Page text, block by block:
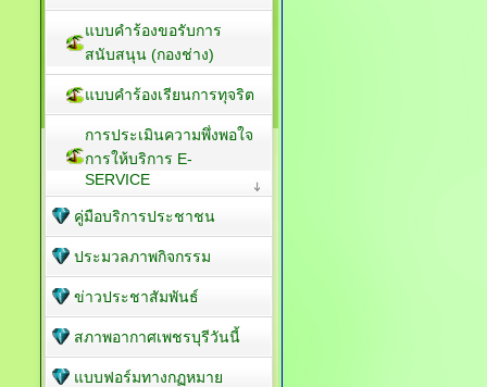
แบบคำร้องขอรับการ
สนับสนุน (กองช่าง)
แบบคำร้องเรียนการทุจริต
การประเมินความพึ่งพอใจ
การให้บริการ E-
SERVICE
คู่มือบริการประชาชน
ประมวลภาพกิจกรรม
ข่าวประชาสัมพันธ์
สภาพอากาศเพชรบุรีวันนี้
แบบฟอร์มทางกฏหมาย